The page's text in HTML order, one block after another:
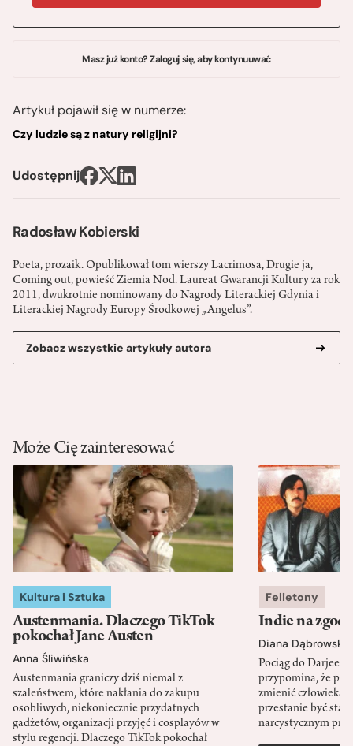
Radosław Kobierski
Poeta, prozaik. Opublikował tom wierszy Lacrimosa, Drugie ja,
Coming out, powieść Ziemia Nod. Laureat Gwarancji Kultury za rok
2011, dwukrotnie nominowany do Nagrody Literackiej Gdynia i
Literackiej Nagrody Europy Środkowej „Angelus”.
Zobacz wszystkie artykuły autora
Masz już konto? Zaloguj się, aby kontynuuwać
Artykuł pojawił się w numerze:
Czy ludzie są z natury religijni?
Udostępnij
Może Cię zainteresować
Kultura i Sztuka
Austenmania. Dlaczego TikTok
pokochał Jane Austen
Anna Śliwińska
Austenmania graniczy dziś niemal z
szaleństwem, które nakłania do zakupu
osobliwych, niekoniecznie przydatnych
gadżetów, organizacji przyjęć i cosplayów w
stylu regencji. Dlaczego TikTok pokochał
Felietony
Indie na
Diana Dąbrowska
Pociąg do
przypomina, że
zmienić człowieka
przestanie być
narcystycznym